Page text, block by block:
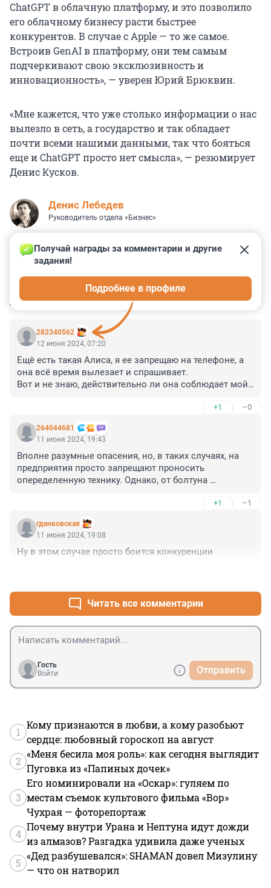
ChatGPT в облачную платформу, и это позволило
его облачному бизнесу расти быстрее
конкурентов. В случае с Apple — то же самое.
Встроив GenAI в платформу, они тем самым
подчеркивают свою эксклюзивность и
инновационность», — уверен Юрий Брюквин.
«Мне кажется, что уже столько информации о нас
вылезло в сеть, а государство и так обладает
почти всеми нашими данными, так что бояться
еще и ChatGPT просто нет смысла», — резюмирует
Денис Кусков.
Денис Лебедев
Руководитель отдела «Бизнес»
КОММЕНТАРИИ 7
282340562
Получай награды за комментарии и другие
задания!
Подробнее в профиле
12 июня 2024, 07:20
Ещё есть такая Алиса, я ее запрещаю на телефоне, а
она всё время вылезает и спрашивает.
Вот и не знаю, действительно ли она соблюдает мой
В телевизорах кста тоже предустановлена Алиса.
+1 –0
264044681
11 июня 2024, 19:43
Вполне разумные опасения, но, в таких случаях, на
предприятия просто запрещают проносить
опеределенную технику. Однако, от болтуна
+1 –1
гденковская
11 июня 2024, 19:08
Ну в этом случае просто боится конкуренции
Читать все комментарии
Гость
Войти
Отправить
1
Кому признаются в любви, а кому разобьют
сердце: любовный гороскоп на август
2
«Меня бесила моя роль»: как сегодня выглядит
Пуговка из «Папиных дочек»
3
Его номинировали на «Оскар»: гуляем по
местам съемок культового фильма «Вор»
Чухрая — фоторепортаж
4
Почему внутри Урана и Нептуна идут дожди
из алмазов? Разгадка удивила даже ученых
5
«Дед разбушевался»: SHAMAN довел Мизулину
— что он натворил